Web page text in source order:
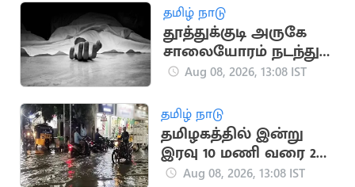
தமிழ் நாடு
தூத்துக்குடி அருகே
சாலையோரம் நடந்து
சென்ற வடமாநில
பலி
Aug 08, 2026, 13:08 IST
தமிழ் நாடு
தமிழகத்தில் இன்று
இரவு 10 மணி வரை 21
மாவட்டங்களில்
Aug 08, 2026, 13:08 IST